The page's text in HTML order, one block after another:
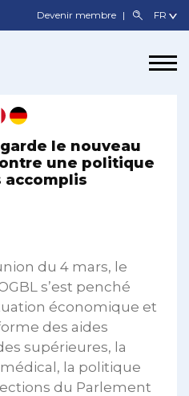
Devenir membre
garde le nouveau
une politique
accomplis
du 4 mars, le
s’est penché
économique et
des aides
supérieures, la
la politique
du Parlement